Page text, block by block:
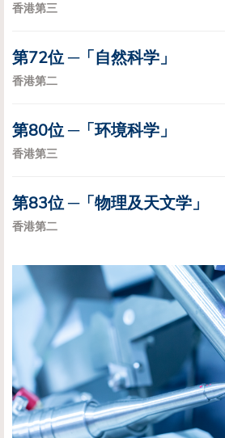
香港第三
第72位 ─「自然科学」
香港第二
第80位 ─「环境科学」
香港第三
第83位 ─「物理及天文学」
香港第二